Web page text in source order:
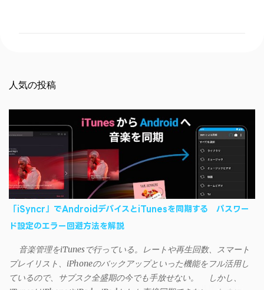
人気の投稿
「iSyncr」でAndroidデバイスとiTunesを同期する パスワー
ド設定のエラー回避方法を解説
音楽管理をiTunesで行っている。レートや再生回数、スマート
プレイリスト、iPhoneのバックアップといった機能をフル活用し
ているので、サブスク全盛期の今でも手放せない。 しかし、